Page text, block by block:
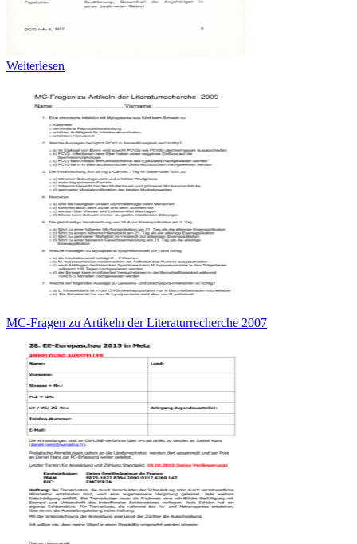
Weiterlesen
MC-Fragen zu Artikeln der Literaturrecherche 2007